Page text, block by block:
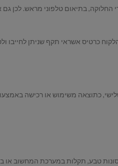
בתיאום טלפוני מראש. לכן
כרטיס אשראי תקף שניתן לחייבו
כתוצאה משימוש או רכישה
טבע, תקלות במערכת המחשוב או